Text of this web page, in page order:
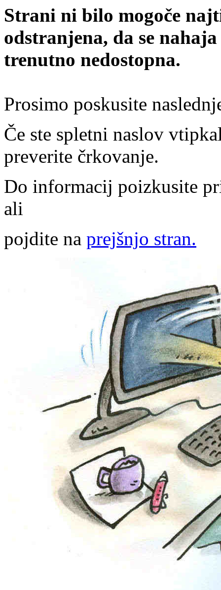
Strani ni bilo mogoče
odstranjena, da se
trenutno nedostopna.
Prosimo poskusite
Če ste spletni naslov
preverite črkovanje.
Do informacij poizkusite
ali
pojdite na prejšnjo stran.